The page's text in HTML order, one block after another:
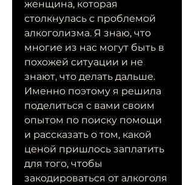
женщина, которая
столкнулась с проблемой
алкоголизма. Я знаю, что
многие из нас могут быть в
похожей ситуации и не
знают, что делать дальше.
Именно поэтому я решила
поделиться с вами своим
опытом по поиску помощи
и рассказать о том, какой
ценой пришлось заплатить
для того, чтобы
закодироваться от алкоголя